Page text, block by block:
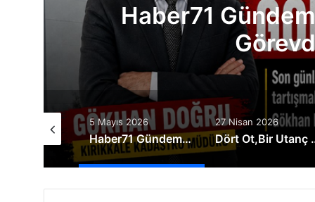
Haber71
” Fi-Yapı Ortada” Kırıkkale’de Yatırım Yaparken Paranızı Kaptırmayın
5 Mayıs 2026
Haber71 Gündeme Taşımıştı O Müdür Görevden Alındı !
27 Nisan 2026
Dört Ot,Bir